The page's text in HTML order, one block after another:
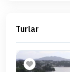
Turlar